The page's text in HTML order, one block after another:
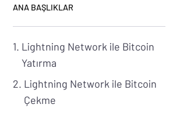
ANA BAŞLIKLAR
Lightning Network ile Bitcoin
Yatırma
Lightning Network ile Bitcoin
Çekme